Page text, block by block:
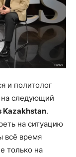
и политолог
следующий
Kazakhstan.
на ситуацию
всё время
только на